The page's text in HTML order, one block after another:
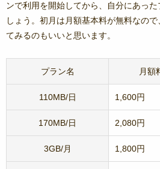
ンで利用を開始してから、自分にあっ
しょう。初月は月額基本料が無料なの
てみるのもいいと思います。
プラン名 月額
110MB/日 1,600円
170MB/日 2,080円
3GB/月 1,800円